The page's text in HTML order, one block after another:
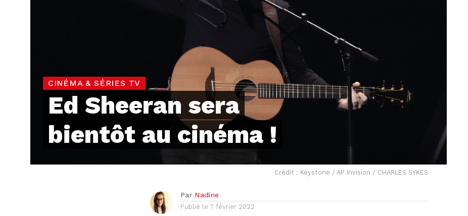
CINÉMA & SÉRIES TV
Ed Sheeran sera
bientôt au cinéma !
Crédit : Keystone / AP Invision / CHARLES SYKES
Par Nadine
Publié le 7 février 2022